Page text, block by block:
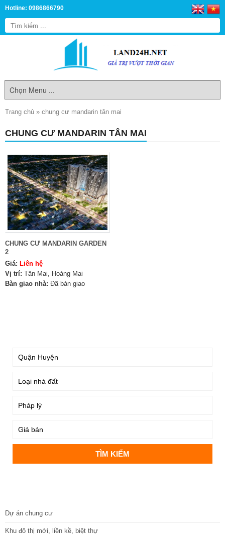
Hotline: 0986866790
Trang chủ » chung cư mandarin tân mai
CHUNG CƯ MANDARIN TÂN MAI
CHUNG CƯ MANDARIN GARDEN
2
Giá: Liên hệ
Vị trí: Tân Mai, Hoàng Mai
Bàn giao nhà: Đã bàn giao
Dự án chung cư
Khu đô thị mới, liền kề, biệt thự